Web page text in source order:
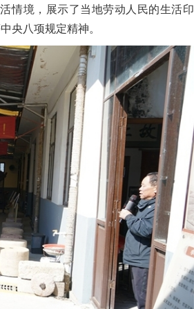
情境，展示了当地劳动人民的生活印
央八项规定精神。